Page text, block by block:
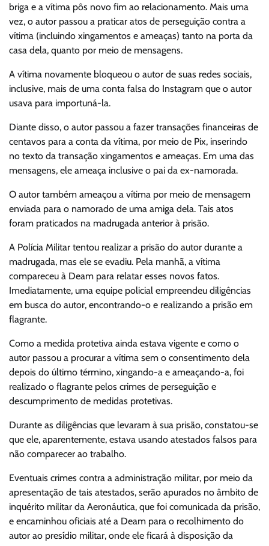
briga e a vítima pôs novo fim ao relacionamento. Mais uma
vez, o autor passou a praticar atos de perseguição contra a
vítima (incluindo xingamentos e ameaças) tanto na porta da
casa dela, quanto por meio de mensagens.
A vítima novamente bloqueou o autor de suas redes sociais,
inclusive, mais de uma conta falsa do Instagram que o autor
usava para importuná-la.
Diante disso, o autor passou a fazer transações financeiras de
centavos para a conta da vítima, por meio de Pix, inserindo
no texto da transação xingamentos e ameaças. Em uma das
mensagens, ele ameaça inclusive o pai da ex-namorada.
O autor também ameaçou a vítima por meio de mensagem
enviada para o namorado de uma amiga dela. Tais atos
foram praticados na madrugada anterior à prisão.
A Polícia Militar tentou realizar a prisão do autor durante a
madrugada, mas ele se evadiu. Pela manhã, a vítima
compareceu à Deam para relatar esses novos fatos.
Imediatamente, uma equipe policial empreendeu diligências
em busca do autor, encontrando-o e realizando a prisão em
flagrante.
Como a medida protetiva ainda estava vigente e como o
autor passou a procurar a vítima sem o consentimento dela
depois do último término, xingando-a e ameaçando-a, foi
realizado o flagrante pelos crimes de perseguição e
descumprimento de medidas protetivas.
Durante as diligências que levaram à sua prisão, constatou-se
que ele, aparentemente, estava usando atestados falsos para
não comparecer ao trabalho.
Eventuais crimes contra a administração militar, por meio da
apresentação de tais atestados, serão apurados no âmbito de
inquérito militar da Aeronáutica, que foi comunicada da prisão,
e encaminhou oficiais até a Deam para o recolhimento do
autor ao presídio militar, onde ele ficará à disposição da